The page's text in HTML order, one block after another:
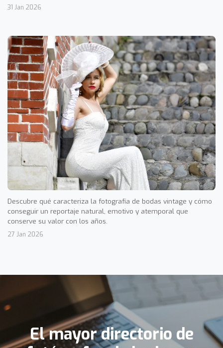
31 Jan 2026
Descubre qué caracteriza la fotografía de bodas vintage y cómo
conseguir un reportaje natural, emotivo y atemporal que
conserve su valor con los años.
27 Jan 2026
El mayor directorio de